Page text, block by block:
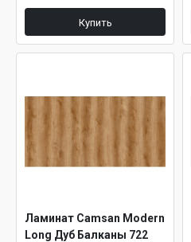
Купить
Ламинат Camsan Modern
Long Дуб Балканы 722